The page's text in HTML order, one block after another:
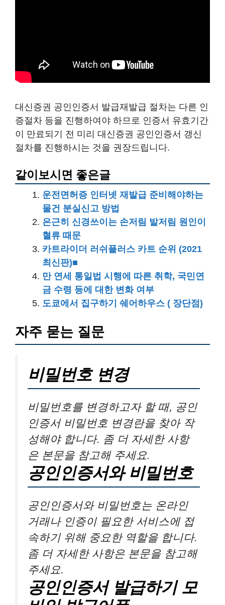
대신증권 공인인증서 발급재발급 절차는 다른 인
증절차 등을 진행하여야 하므로 인증서 유효기간
이 만료되기 전 미리 대신증권 공인인증서 갱신
절차를 진행하시는 것을 권장드립니다.
같이보시면 좋은글
운전면허증 인터넷 재발급 준비해야하는
물건 분실신고 방법
은근히 신경쓰이는 손저림 발저림 원인이
혈류 때문
카트라이더 러쉬플러스 카트 순위 (2021
최신판)■
만 연세 통일법 시행에 따른 취학, 국민연
금 수령 등에 대한 변화 여부
도쿄에서 집구하기 쉐어하우스 ( 장단점)
자주 묻는 질문
비밀번호 변경
비밀번호를 변경하고자 할 때, 공인
인증서 비밀번호 변경란을 찾아 작
성해야 합니다. 좀 더 자세한 사항
은 본문을 참고해 주세요.
공인인증서와 비밀번호
공인인증서와 비밀번호는 온라인
거래나 인증이 필요한 서비스에 접
속하기 위해 중요한 역할을 합니다.
좀 더 자세한 사항은 본문을 참고해
주세요.
공인인증서 발급하기 모